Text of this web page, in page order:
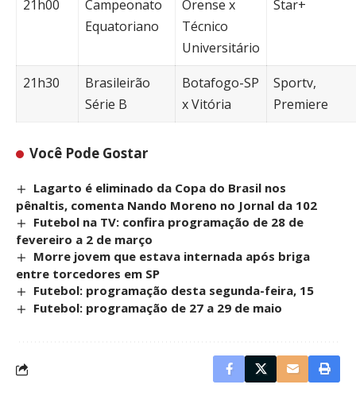
21h00
Campeonato
Equatoriano
Orense x
Técnico
Universitário
Star+
21h30
Brasileirão
Série B
Botafogo-SP
x Vitória
Sportv,
Premiere
Você Pode Gostar
Lagarto é eliminado da Copa do Brasil nos
pênaltis, comenta Nando Moreno no Jornal da 102
Futebol na TV: confira programação de 28 de
fevereiro a 2 de março
Morre jovem que estava internada após briga
entre torcedores em SP
Futebol: programação desta segunda-feira, 15
Futebol: programação de 27 a 29 de maio